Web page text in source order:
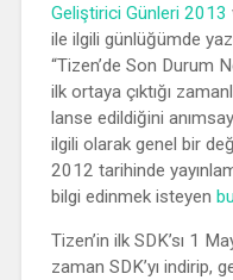
Geliştirici Günleri 2013
ile ilgili günlüğümde
“Tizen’de Son Durum
ilk ortaya çıktığı
lanse edildiğini
ilgili olarak genel bir
2012 tarihinde
bilgi edinmek isteyen
Tizen’in ilk SDK’sı 1
zaman SDK’yı indirip,